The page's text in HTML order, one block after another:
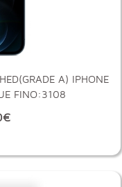
A) IPHONE
FINO:3108